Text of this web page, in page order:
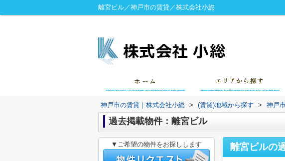
離宮ビル／神戸市の賃貸／株式会社小総
神戸市の賃貸｜株式会社小総 > (賃貸)地域から探す > 神戸
過去掲載物件：離宮ビル
離宮ビルの
▼ご希望の物件をお探しします